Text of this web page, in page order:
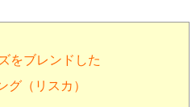
をブレンドした
グ（リスカ）